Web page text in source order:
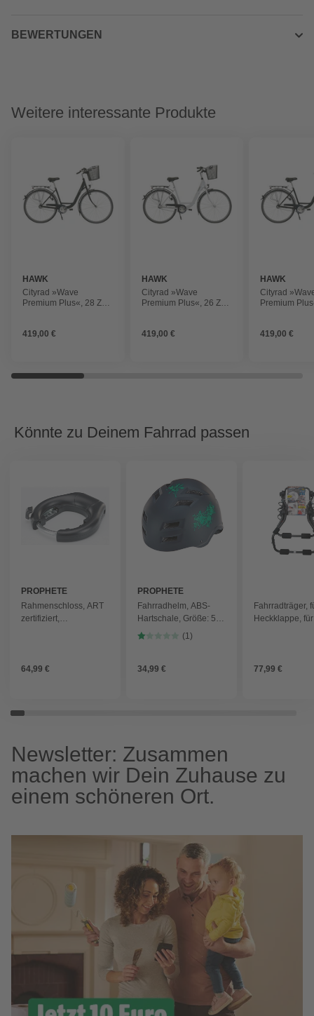
BEWERTUNGEN
Weitere interessante Produkte
HAWK
Cityrad »Wave
Premium Plus«, 28 Zoll,
419,00 €
HAWK
Cityrad »Wave
Premium Plus«, 26 Zoll,
419,00 €
HAWK
Cityrad
Premium
419,00 €
Könnte zu Deinem Fahrrad passen
PROPHETE
Rahmenschloss, ART
zertifiziert,
64,99 €
PROPHETE
Fahrradhelm, ABS-
Hartschale, Größe: 58-
61 cm, schwarz
(1)
34,99 €
Fahrradträger,
Heckklappe,
77,99 €
Newsletter: Zusammen
machen wir Dein Zuhause zu
einem schöneren Ort.